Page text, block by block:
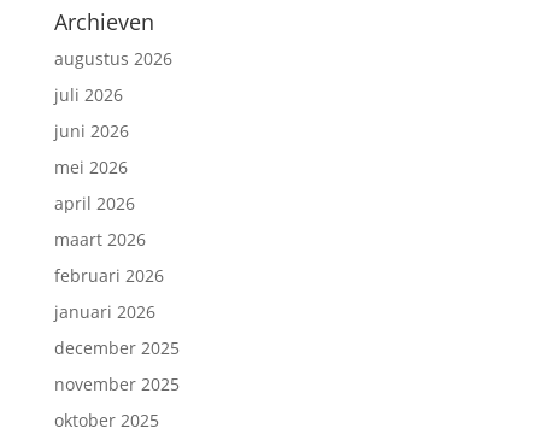
Archieven
augustus 2026
juli 2026
juni 2026
mei 2026
april 2026
maart 2026
februari 2026
januari 2026
december 2025
november 2025
oktober 2025